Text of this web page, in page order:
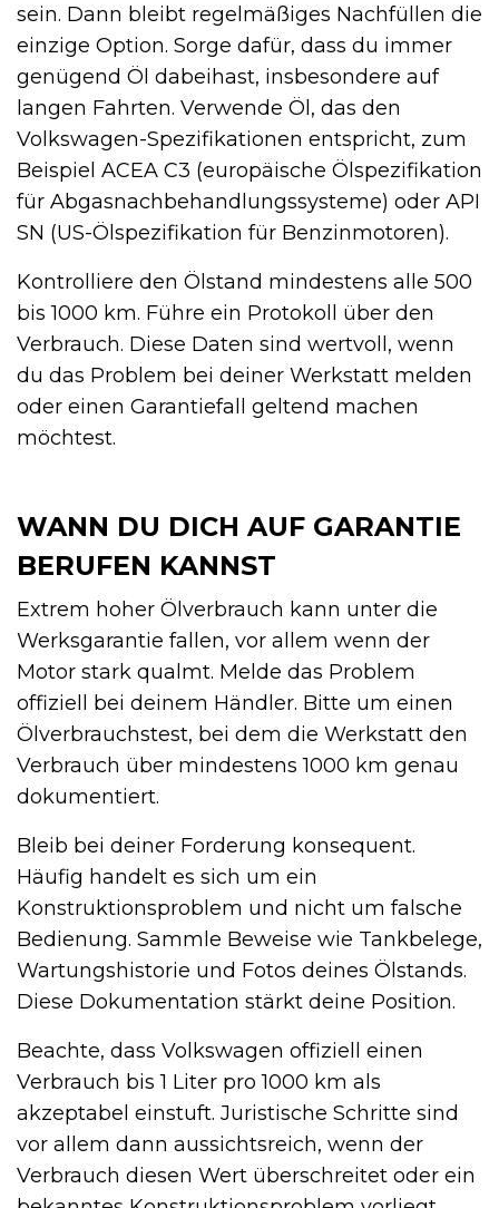
sein. Dann bleibt regelmäßiges Nachfüllen die
einzige Option. Sorge dafür, dass du immer
genügend Öl dabeihast, insbesondere auf
langen Fahrten. Verwende Öl, das den
Volkswagen-Spezifikationen entspricht, zum
Beispiel ACEA C3 (europäische Ölspezifikation
für Abgasnachbehandlungssysteme) oder API
SN (US-Ölspezifikation für Benzinmotoren).
Kontrolliere den Ölstand mindestens alle 500
bis 1000 km. Führe ein Protokoll über den
Verbrauch. Diese Daten sind wertvoll, wenn
du das Problem bei deiner Werkstatt melden
oder einen Garantiefall geltend machen
möchtest.
WANN DU DICH AUF GARANTIE
BERUFEN KANNST
Extrem hoher Ölverbrauch kann unter die
Werksgarantie fallen, vor allem wenn der
Motor stark qualmt. Melde das Problem
offiziell bei deinem Händler. Bitte um einen
Ölverbrauchstest, bei dem die Werkstatt den
Verbrauch über mindestens 1000 km genau
dokumentiert.
Bleib bei deiner Forderung konsequent.
Häufig handelt es sich um ein
Konstruktionsproblem und nicht um falsche
Bedienung. Sammle Beweise wie Tankbelege,
Wartungshistorie und Fotos deines Ölstands.
Diese Dokumentation stärkt deine Position.
Beachte, dass Volkswagen offiziell einen
Verbrauch bis 1 Liter pro 1000 km als
akzeptabel einstuft. Juristische Schritte sind
vor allem dann aussichtsreich, wenn der
Verbrauch diesen Wert überschreitet oder ein